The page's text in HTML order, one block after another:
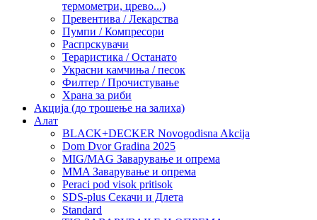
термометри, црево...)
Превентива / Лекарства
Пумпи / Компресори
Распрскувачи
Тераристика / Останато
Украсни камчиња / песок
Филтер / Прочистување
Храна за риби
Акција (до трошење на залиха)
Алат
BLACK+DECKER Novogodisna Akcija
Dom Dvor Gradina 2025
MIG/MAG Заварување и опрема
MMA Заварување и опрема
Peraci pod visok pritisok
SDS-plus Секачи и Длета
Standard